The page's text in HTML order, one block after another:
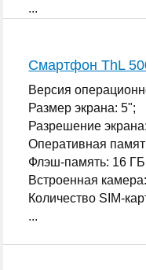
...
Смартфон ThL
Версия
Размер экрана: 5";
Разрешение
Оперативная
Флэш-память: 16
Встроенная
Количество SIM-
...